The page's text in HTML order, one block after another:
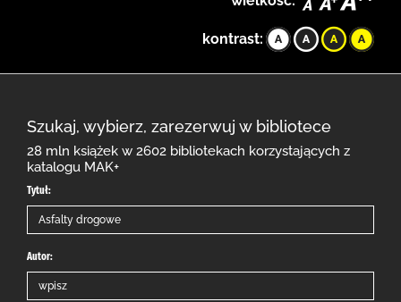
kontrast:
Szukaj, wybierz, zarezerwuj w bibliotece
28 mln książek w 2602 bibliotekach korzystających z
katalogu MAK+
Tytuł:
Autor: